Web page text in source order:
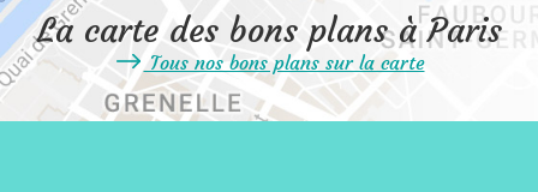
La carte des bons plans à Paris
Tous nos bons plans sur la carte